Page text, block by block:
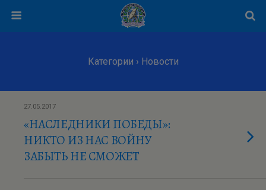
Категории › Новости
27.05.2017
«НАСЛЕДНИКИ ПОБЕДЫ»:
НИКТО ИЗ НАС ВОЙНУ
ЗАБЫТЬ НЕ СМОЖЕТ